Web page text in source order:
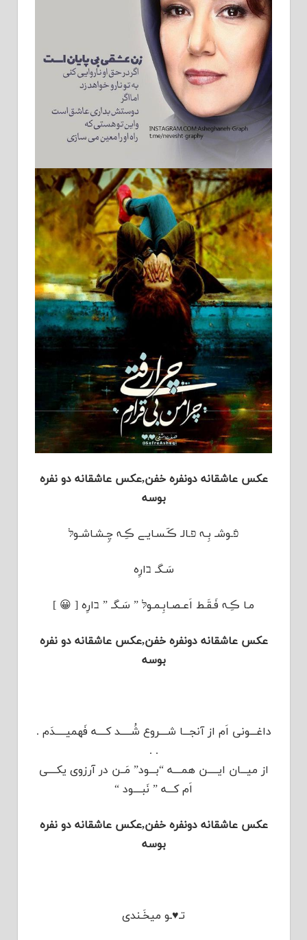
عکس عاشقانه دونفره خفن,عکس عاشقانه دو نفره
بوسه
פֿـوشـ بِـﮧ פـالـ ڪَـسـایـﮯ ڪِـﮧ چِـشـاشـوלּ
سَـگـ בارِه
مـا ڪِـﮧ فَـقَـط اَعـصـابِـمـوלּ ” سَـگـ ” בارِه [ 😀 ]
عکس عاشقانه دونفره خفن,عکس عاشقانه دو نفره
بوسه
داغـــونی اَم از آنجـــا شــــروع شُـــــد کــــه فَهمیـــــدَم .
. .
از میـــان ایـــــن همــــه “بـــود” مَــن در آرزوی یکــــی
اَم کـــه ” نَبــــود “
عکس عاشقانه دونفره خفن,عکس عاشقانه دو نفره
بوسه
تـ♥ـو میخَـندی